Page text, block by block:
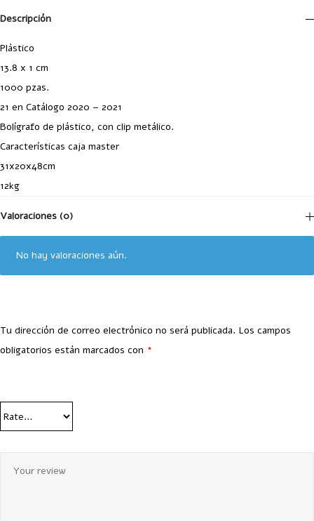
Descripción
Plástico
13.8 x 1 cm
1000 pzas.
21 en Catálogo 2020 – 2021
Bolígrafo de plástico, con clip metálico.
Características caja master
31x20x48cm
12kg
Valoraciones (0)
No hay valoraciones aún.
Tu dirección de correo electrónico no será publicada. Los campos
obligatorios están marcados con *